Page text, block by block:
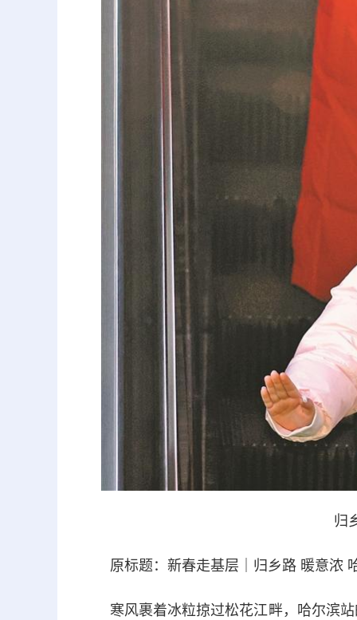
归
原标题：新春走基层｜归乡路 暖意浓
寒风裹着冰粒掠过松花江畔，哈尔滨